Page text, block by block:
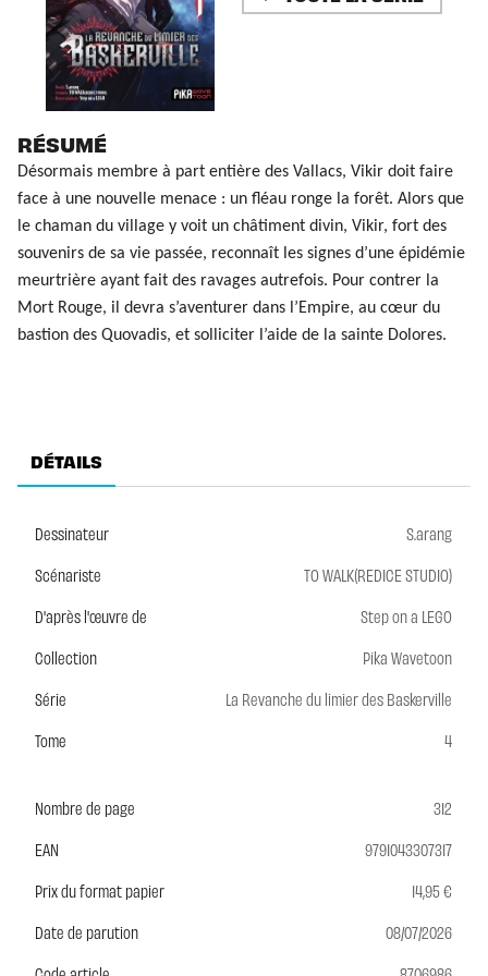
RÉSUMÉ
Désormais membre à part entière des Vallacs, Vikir doit faire
face à une nouvelle menace : un fléau ronge la forêt. Alors que
le chaman du village y voit un châtiment divin, Vikir, fort des
souvenirs de sa vie passée, reconnaît les signes d’une épidémie
meurtrière ayant fait des ravages autrefois. Pour contrer la
Mort Rouge, il devra s’aventurer dans l’Empire, au cœur du
bastion des Quovadis, et solliciter l’aide de la sainte Dolores.
DÉTAILS
Dessinateur
S.arang
Scénariste
TO WALK(REDICE STUDIO)
D'après l'œuvre de
Step on a LEGO
Collection
Pika Wavetoon
Série
La Revanche du limier des Baskerville
Tome
4
Nombre de page
312
EAN
9791043307317
Prix du format papier
14,95 €
Date de parution
08/07/2026